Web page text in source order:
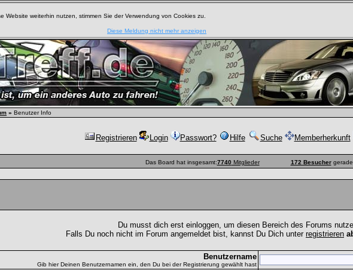
Website weiterhin nutzen, stimmen Sie der Verwendung von Cookies zu.
Diese Meldung nicht mehr anzeigen
» Benutzer Info
Registrieren Login Passwort? Hilfe Suche Memberherkunft
Das Board hat insgesamt:7740 Mitglieder 172 Besuchergerade
Du musst dich erst einloggen, um diesen Bereich des Forums
Falls Du noch nicht im Forum angemeldet bist, kannst Du Dich unter registrieren
Benutzername
Gib hier Deinen Benutzernamen ein, den Du bei der Registrierung gewählt hast